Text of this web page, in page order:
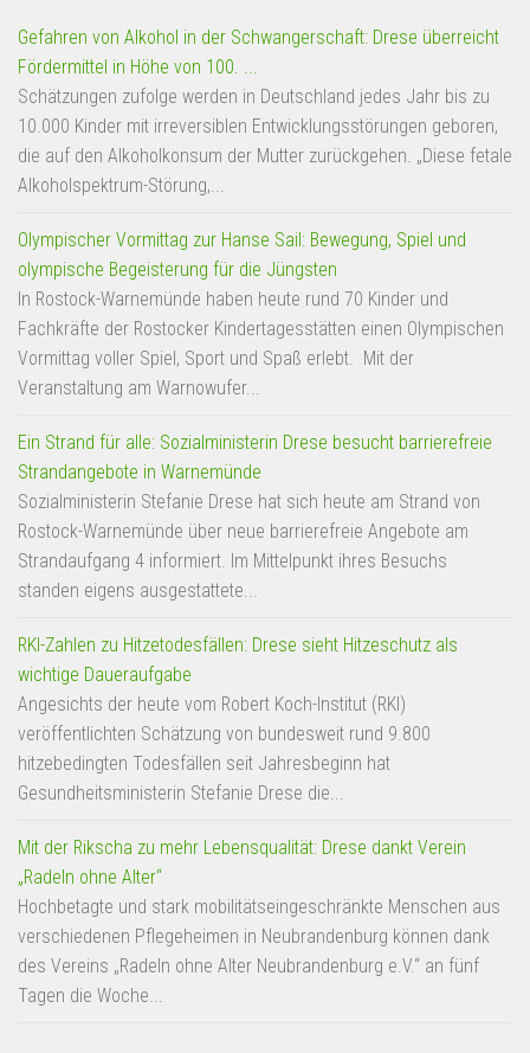
Gefahren von Alkohol in der Schwangerschaft: Drese überreicht
Fördermittel in Höhe von 100. ...
Schätzungen zufolge werden in Deutschland jedes Jahr bis zu
10.000 Kinder mit irreversiblen Entwicklungsstörungen geboren,
die auf den Alkoholkonsum der Mutter zurückgehen. „Diese fetale
Alkoholspektrum-Störung,...
Olympischer Vormittag zur Hanse Sail: Bewegung, Spiel und
olympische Begeisterung für die Jüngsten
In Rostock-Warnemünde haben heute rund 70 Kinder und
Fachkräfte der Rostocker Kindertagesstätten einen Olympischen
Vormittag voller Spiel, Sport und Spaß erlebt. Mit der
Veranstaltung am Warnowufer...
Ein Strand für alle: Sozialministerin Drese besucht barrierefreie
Strandangebote in Warnemünde
Sozialministerin Stefanie Drese hat sich heute am Strand von
Rostock-Warnemünde über neue barrierefreie Angebote am
Strandaufgang 4 informiert. Im Mittelpunkt ihres Besuchs
standen eigens ausgestattete...
RKI-Zahlen zu Hitzetodesfällen: Drese sieht Hitzeschutz als
wichtige Daueraufgabe
Angesichts der heute vom Robert Koch-Institut (RKI)
veröffentlichten Schätzung von bundesweit rund 9.800
hitzebedingten Todesfällen seit Jahresbeginn hat
Gesundheitsministerin Stefanie Drese die...
Mit der Rikscha zu mehr Lebensqualität: Drese dankt Verein
„Radeln ohne Alter“
Hochbetagte und stark mobilitätseingeschränkte Menschen aus
verschiedenen Pflegeheimen in Neubrandenburg können dank
des Vereins „Radeln ohne Alter Neubrandenburg e.V.“ an fünf
Tagen die Woche...